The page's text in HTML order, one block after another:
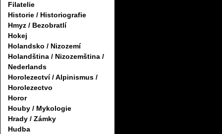
Filatelie
Historie / Historiografie
Hmyz / Bezobratlí
Hokej
Holandsko / Nizozemí
Holandština / Nizozemština /
Nederlands
Horolezectví / Alpinismus /
Horolezectvo
Horor
Houby / Mykologie
Hrady / Zámky
Hudba